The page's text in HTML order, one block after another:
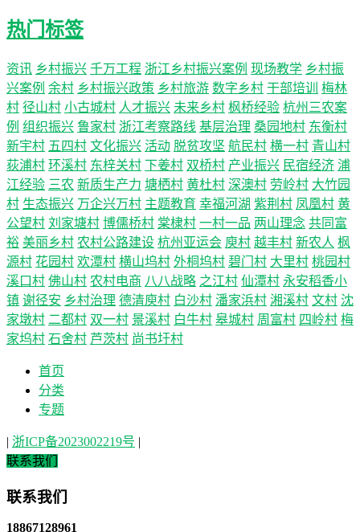
热门标签
资讯 乡村振兴 千万工程 浙江乡村振兴案例 现场教学 乡村振
兴案例 余村 乡村振兴政策 乡村旅游 数字乡村 干部培训
梅林
村 径山村 小古城村 人才振兴 未来乡村 枫桥经验 杭州三农案
例 组织振兴 鲁家村 浙江考察路线 基层治理 桑园地村 东衡村
新宇村 五四村 文化振兴 活动 脱贫攻坚 航民村 横一村 青山村
荻浦村 环溪村 东梓关村 下姜村 双桥村 产业振兴 民宿经济 浦
江经验 三农 新质生产力 塘栖村 黄杜村 深澳村 劳岭村 大竹园
村 生态振兴 万企兴万村 主题教育 幸福河湖 紫荆村 凤凰村 黄
公望村 刘家塘村 博儒桥村 棠棣村 一村一品 两山理念 共同富
裕 美丽乡村 农村公路建设 杭州亚运会 庾村 越丰村 新农人 枫
源村 花园村 欢潭村 横山坞村 外桐坞村 碧门村 大里村 桃园村
溪口村 佛山村 农村电商 八八战略 之江村 仙潭村 永安稻香小
镇 谢径安 乡村治理 德清庾村 白沙村 潘家浜村 湘溪村 文村 沈
家墩村 二都村 双一村 景溪村 白牛村 皋城村 周富村 四岭村 梅
家坞村 石舍村 芦茨村 尚书圩村
首页
分类
专题
| 浙ICP备2023002219号 |
联系我们
联系我们
18867128961